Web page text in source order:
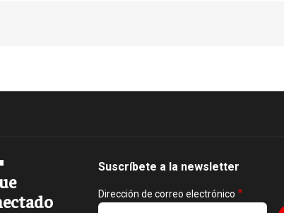
Suscríbete a la newsletter
Dirección de correo electrónico